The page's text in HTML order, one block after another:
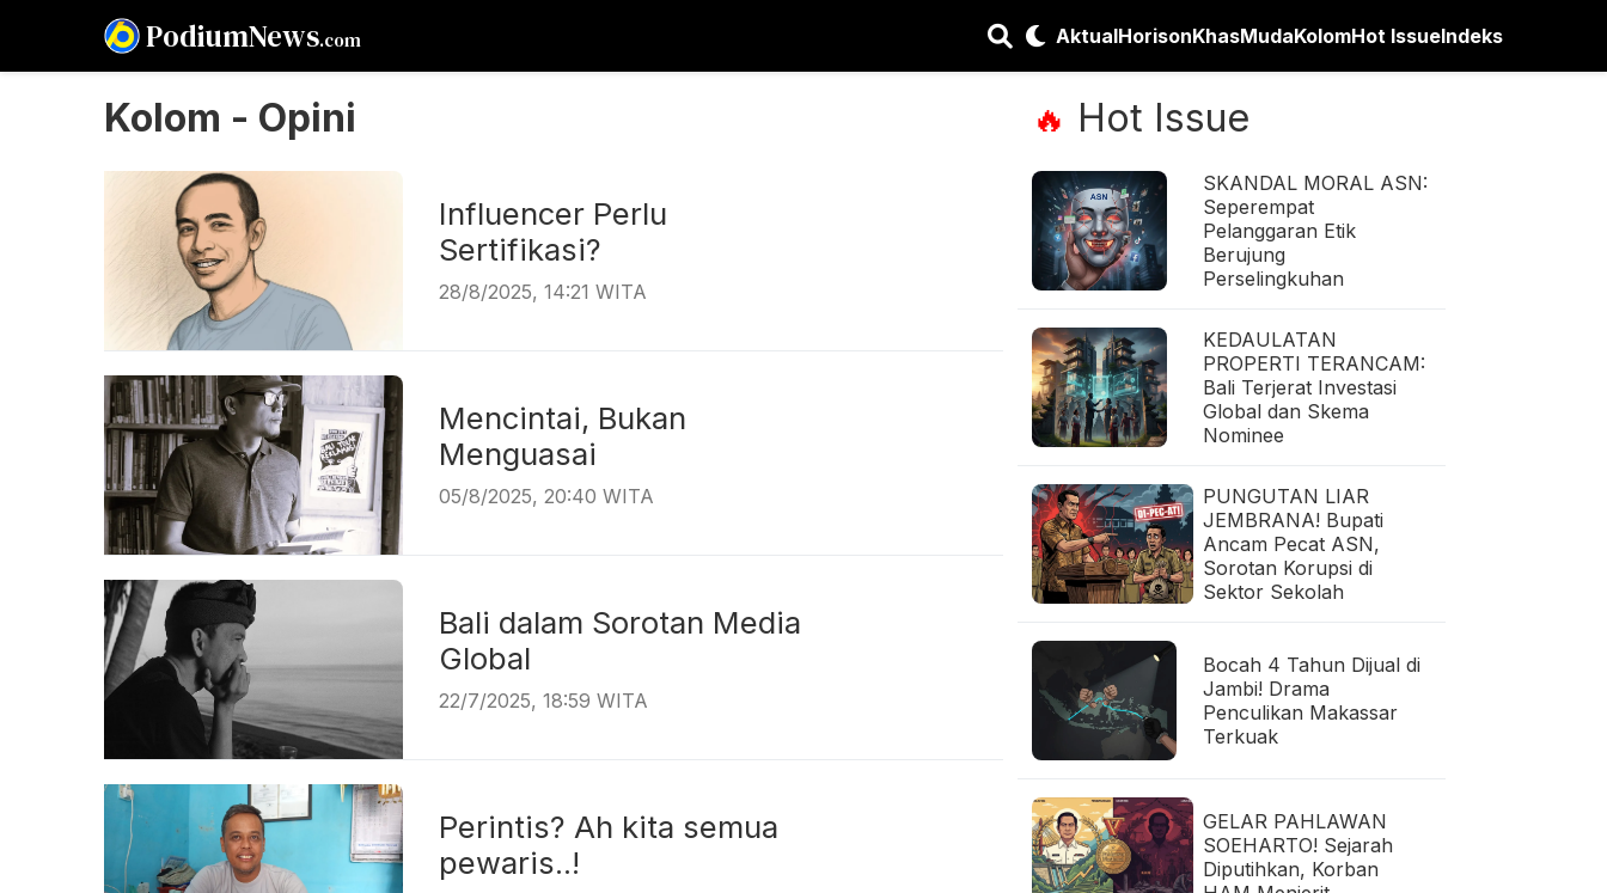
PodiumNews.com AktualHorisonKhasMudaKolomHot IssueIndeks
Kolom - Opini
Influencer Perlu
Sertifikasi?
28/8/2025, 14:21 WITA
Mencintai, Bukan
Menguasai
05/8/2025, 20:40 WITA
Bali dalam Sorotan Media
Global
22/7/2025, 18:59 WITA
Perintis? Ah kita semua
pewaris..!
🔥 Hot Issue
SKANDAL MORAL ASN:
Seperempat
Pelanggaran Etik
Berujung
Perselingkuhan
KEDAULATAN
PROPERTI TERANCAM:
Bali Terjerat Investasi
Global dan Skema
Nominee
PUNGUTAN LIAR
JEMBRANA! Bupati
Ancam Pecat ASN,
Sorotan Korupsi di
Sektor Sekolah
Bocah 4 Tahun Dijual di
Jambi! Drama
Penculikan Makassar
Terkuak
GELAR PAHLAWAN
SOEHARTO! Sejarah
Diputihkan, Korban